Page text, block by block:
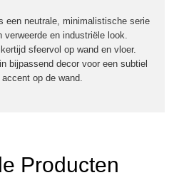
een neutrale, minimalistische serie
verweerde en industriële look.
sfeervol op wand en vloer.
bijpassend decor voor een subtiel
op de wand.
Producten